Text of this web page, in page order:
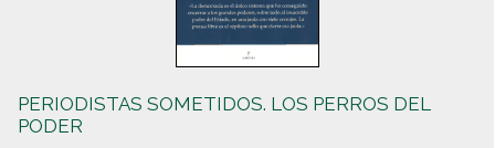
PERIODISTAS SOMETIDOS. LOS PERROS DEL
PODER